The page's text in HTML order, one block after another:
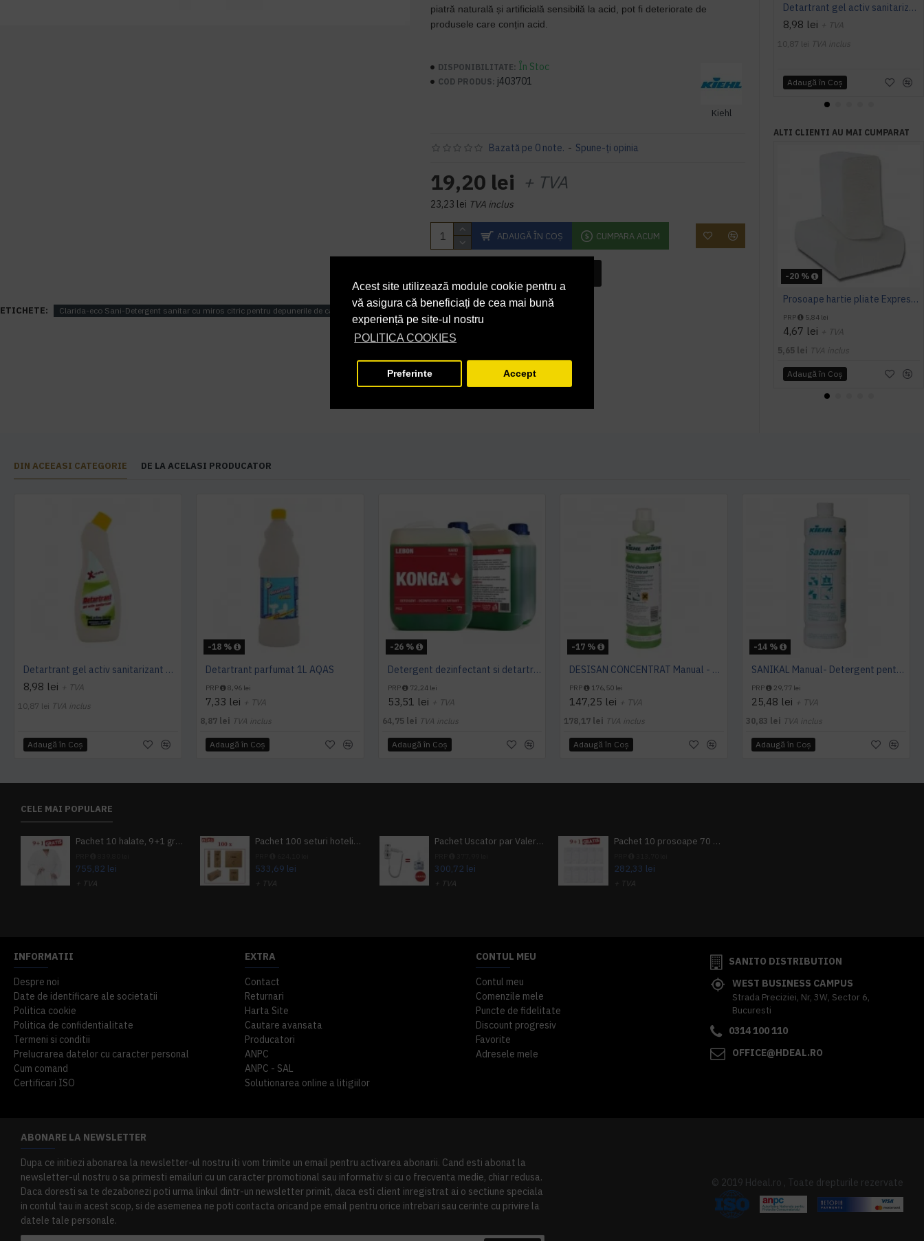
Acest site utilizează module cookie pentru a
vă asigura că beneficiați de cea mai bună
experiență pe site-ul nostru
POLITICA COOKIES
Preferinte Accept
piatră naturală și artificială sensibilă la acid, pot fi deteriorate de
produsele care conțin acid.
DISPONIBILITATE: În Stoc
COD PRODUS: j403701
Kiehl
Bazată pe 0 note. - Spune-ţi opinia
19,20 lei + TVA
23,23 lei TVA inclus
ADAUGĂ ÎN COŞ CUMPARA ACUM
ETICHETE: Clarida-eco Sani-Detergent sanitar cu miros citric pentru depunerile de calcar piatra ureica si sapun 1L Kieh
Detartrant gel activ sanitarizant 750ml AQAS
8,98 lei + TVA
10,87 lei TVA inclus
Adaugă în Coş
ALTI CLIENTI AU MAI CUMPARAT
-20 %
Prosoape hartie pliate Expres Z fold, 160 buc / pachet, 2 straturi, 21 x 23 cm, 12 pac / bax, AQAS
PRP 5,84 lei
4,67 lei + TVA
5,65 lei TVA inclus
Adaugă în Coş
DIN ACEEASI CATEGORIE DE LA ACELASI PRODUCATOR
Detartrant gel activ sanitarizant 750ml AQAS
8,98 lei + TVA
10,87 lei TVA inclus
Adaugă în Coş
-18 %
Detartrant parfumat 1L AQAS
PRP 8,96 lei
7,33 lei + TVA
8,87 lei TVA inclus
Adaugă în Coş
-26 %
Detergent dezinfectant si detartrant, Konga Hard, 5L -Aviz biocid
PRP 72,24 lei
53,51 lei + TVA
64,75 lei TVA inclus
Adaugă în Coş
-17 %
DESISAN CONCENTRAT Manual - Detergent dezinfectant pentru domenii sanitare, 1 L, Kiehl
PRP 176,50 lei
147,25 lei + TVA
178,17 lei TVA inclus
Adaugă în Coş
-14 %
SANIKAL Manual- Detergent pentru obiecte sanitare, 1 L, Kiehl
PRP 29,77 lei
25,48 lei + TVA
30,83 lei TVA inclus
Adaugă în Coş
CELE MAI POPULARE
Pachet 10 halate, 9+1 gratuit
755,82 lei
+ TVA
Pachet 100 seturi hoteliere, set dentar, set barbierit, casca de dus, pila unghii, set cusut
533,69 lei
+ TVA
Pachet Uscator par Valera Action Super Plus + GRATUIT Sampon si gel de dus Tork
300,72 lei
+ TVA
Pachet 10 prosoape 70 x 140cm 9 + 1 gratuit
282,33 lei
+ TVA
INFORMATII
Despre noi
Date de identificare ale societatii
Politica cookie
Politica de confidentialitate
Termeni si conditii
Prelucrarea datelor cu caracter personal
Cum comand
Certificari ISO
EXTRA
Contact
Returnari
Harta Site
Cautare avansata
Producatori
ANPC
ANPC - SAL
Solutionarea online a litigiilor
CONTUL MEU
Contul meu
Comenzile mele
Puncte de fidelitate
Discount progresiv
Favorite
Adresele mele
SANITO DISTRIBUTION
WEST BUSINESS CAMPUS
Strada Preciziei, Nr, 3W, Sector 6,
Bucuresti
0314 100 110
OFFICE@HDEAL.RO
ABONARE LA NEWSLETTER
Dupa ce initiezi abonarea la newsletter-ul nostru iti vom trimite un email pentru activarea abonarii. Cand esti abonat la
newsletter-ul nostru o sa primesti emailuri cu un caracter promotional sau informativ si cu o frecventa medie, chiar redusa.
Daca doresti sa te dezabonezi poti urma linkul dintr-un newsletter primit, daca esti client inregistrat ai o sectiune speciala
in contul tau in acest scop, si de asemenea ne poti contacta oricand pe email pentru orice intrebari sau cerinte cu privire la
datele tale personale.
© 2019 Hdeal.ro , Toate drepturile rezervate